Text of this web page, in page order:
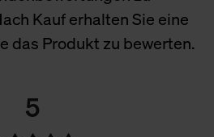
Kauf erhalten Sie eine
das Produkt zu bewerten.
5